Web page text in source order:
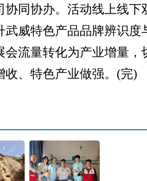
协同协办。活动线上线下
武威特色产品品牌辨识度
会流量转化为产业增量，
收、特色产业做强。(完)